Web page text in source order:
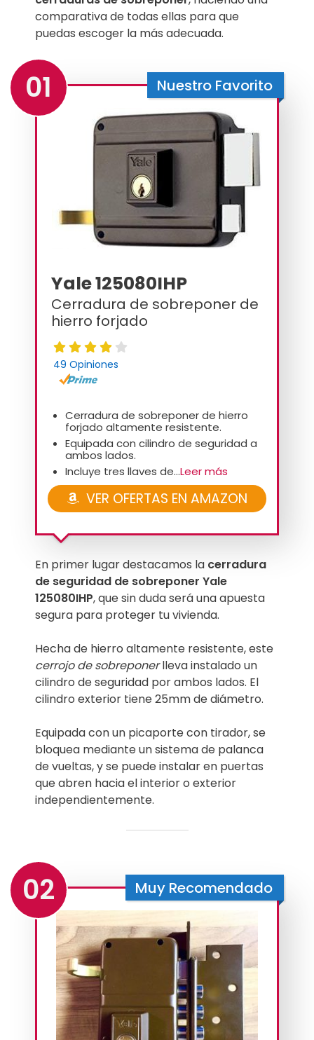
comparativa de todas ellas para que
puedas escoger la más adecuada.
01 Nuestro Favorito
Yale 125080IHP
Cerradura de sobreponer de
hierro forjado
49 Opiniones
Cerradura de sobreponer de hierro
forjado altamente resistente.
Equipada con cilindro de seguridad a
ambos lados.
Incluye tres llaves de...Leer más
VER OFERTAS EN AMAZON
En primer lugar destacamos la cerradura
de seguridad de sobreponer Yale
125080IHP, que sin duda será una apuesta
segura para proteger tu vivienda.
Hecha de hierro altamente resistente, este
cerrojo de sobreponerlleva instalado un
cilindro de seguridad por ambos lados. El
cilindro exterior tiene 25mm de diámetro.
Equipada con un picaporte con tirador, se
bloquea mediante un sistema de palanca
de vueltas, y se puede instalar en puertas
que abren hacia el interior o exterior
independientemente.
02 Muy Recomendado